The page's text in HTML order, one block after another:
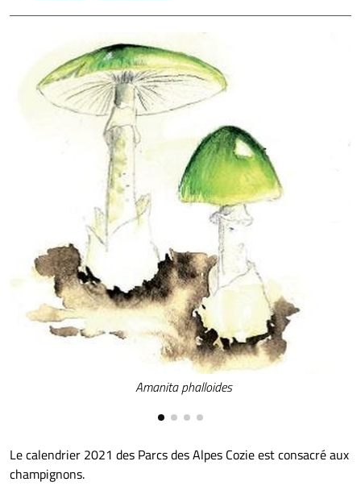
Amanita phalloides
Le calendrier 2021 des Parcs des Alpes Cozie est consacré aux
champignons.